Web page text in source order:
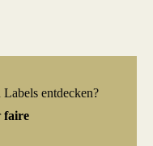
entdecken?
faire